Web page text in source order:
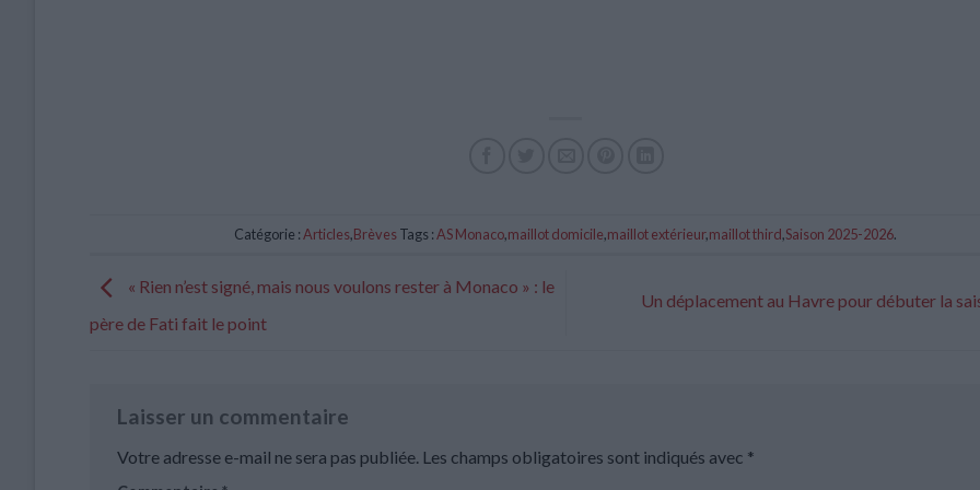
Catégorie :Articles,BrèvesTags :AS Monaco,maillot domicile,maillot extérieur,maillot third,Saison 2025-2026.
« Rien n’est signé, mais nous voulons rester à Monaco » : le
père de Fati fait le point
Un déplacement au Havre pour débuter la
Laisser un commentaire
Votre adresse e-mail ne sera pas publiée. Les champs obligatoires sont indiqués avec *